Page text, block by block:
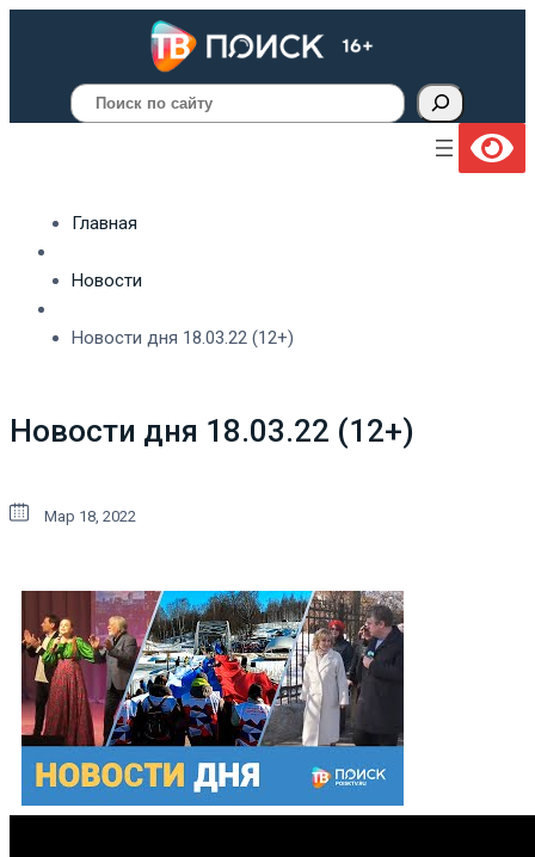
Поиск
Главная
Новости
Новости дня 18.03.22 (12+)
Новости дня 18.03.22 (12+)
Мар 18, 2022